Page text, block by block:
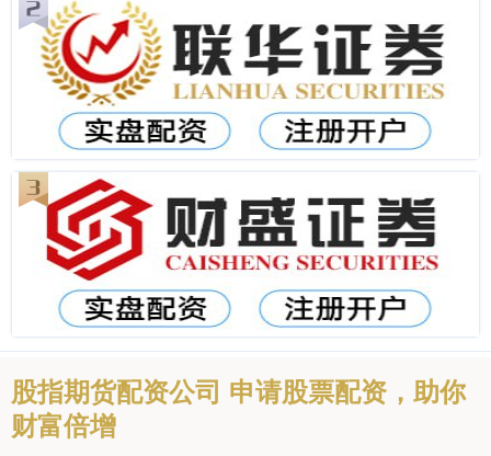
股指期货配资公司 申请股票配资，助你
财富倍增